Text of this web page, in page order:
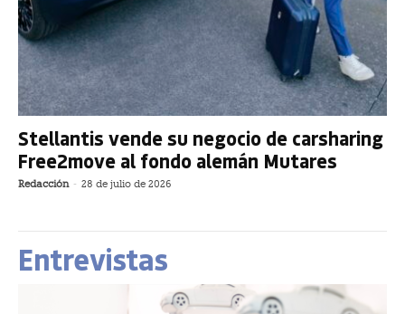
Stellantis vende su negocio de carsharing
Free2move al fondo alemán Mutares
Redacción - 28 de julio de 2026
Entrevistas